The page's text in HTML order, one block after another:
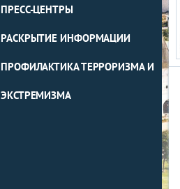
ПРЕСС-ЦЕНТРЫ
РАСКРЫТИЕ ИНФОРМАЦИИ
ПРОФИЛАКТИКА ТЕРРОРИЗМА И
ЭКСТРЕМИЗМА